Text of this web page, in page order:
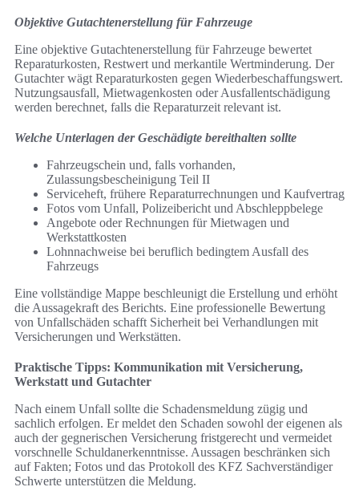
Objektive Gutachtenerstellung für Fahrzeuge
Eine objektive Gutachtenerstellung für Fahrzeuge bewertet
Reparaturkosten, Restwert und merkantile Wertminderung. Der
Gutachter wägt Reparaturkosten gegen Wiederbeschaffungswert.
Nutzungsausfall, Mietwagenkosten oder Ausfallentschädigung
werden berechnet, falls die Reparaturzeit relevant ist.
Welche Unterlagen der Geschädigte bereithalten sollte
Fahrzeugschein und, falls vorhanden,
Zulassungsbescheinigung Teil II
Serviceheft, frühere Reparaturrechnungen und Kaufvertrag
Fotos vom Unfall, Polizeibericht und Abschleppbelege
Angebote oder Rechnungen für Mietwagen und
Werkstattkosten
Lohnnachweise bei beruflich bedingtem Ausfall des
Fahrzeugs
Eine vollständige Mappe beschleunigt die Erstellung und erhöht
die Aussagekraft des Berichts. Eine professionelle Bewertung
von Unfallschäden schafft Sicherheit bei Verhandlungen mit
Versicherungen und Werkstätten.
Praktische Tipps: Kommunikation mit Versicherung,
Werkstatt und Gutachter
Nach einem Unfall sollte die Schadensmeldung zügig und
sachlich erfolgen. Er meldet den Schaden sowohl der eigenen als
auch der gegnerischen Versicherung fristgerecht und vermeidet
vorschnelle Schuldanerkenntnisse. Aussagen beschränken sich
auf Fakten; Fotos und das Protokoll des KFZ Sachverständiger
Schwerte unterstützen die Meldung.